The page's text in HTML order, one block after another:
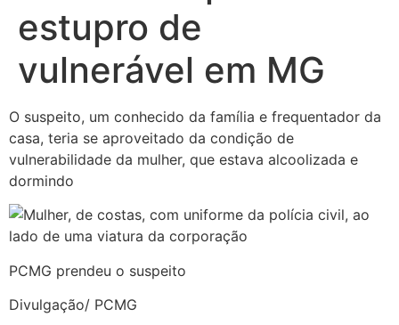
estupro de
vulnerável em MG
O suspeito, um conhecido da família e frequentador da
casa, teria se aproveitado da condição de
vulnerabilidade da mulher, que estava alcoolizada e
dormindo
PCMG prendeu o suspeito
Divulgação/ PCMG